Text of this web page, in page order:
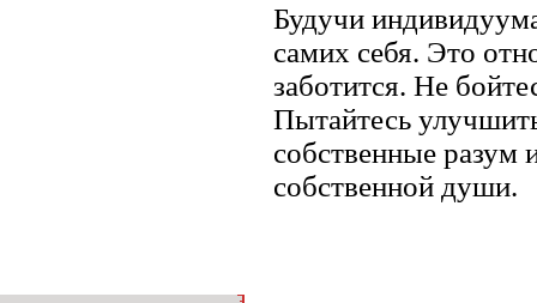
Будучи
самих себя. Это
заботится. Не
Пытайтесь
собственные разум
собственной души.